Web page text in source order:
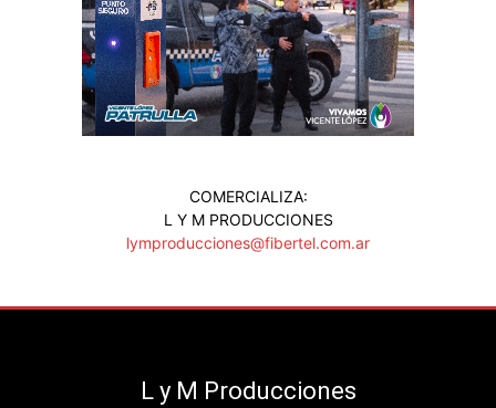
COMERCIALIZA:
L Y M PRODUCCIONES
lymproducciones@fibertel.com.ar
L y M Producciones